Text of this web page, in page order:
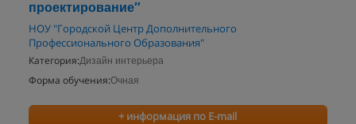
проектирование″
НОУ "Городской Центр Дополнительного
Профессионального Образования"
Категория:Дизайн интерьера
Форма обучения:Очная
+ информация по E-mail